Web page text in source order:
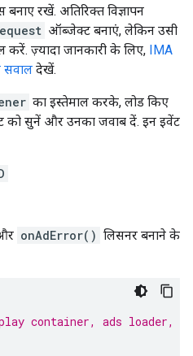
रखें. अतिरिक्त विज्ञापन
ऑब्जेक्ट बनाएं, लेकिन उसी
करें. ज़्यादा जानकारी के लिए, IMA
सवाल देखें.
का इस्तेमाल करके, लोड किए
को सुनें और उनका जवाब दें. इन इवेंट
onAdError() लिसनर बनाने के
container, ads loader,